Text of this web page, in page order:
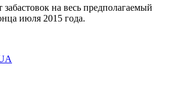
на весь предполагаемый
июля 2015 года.